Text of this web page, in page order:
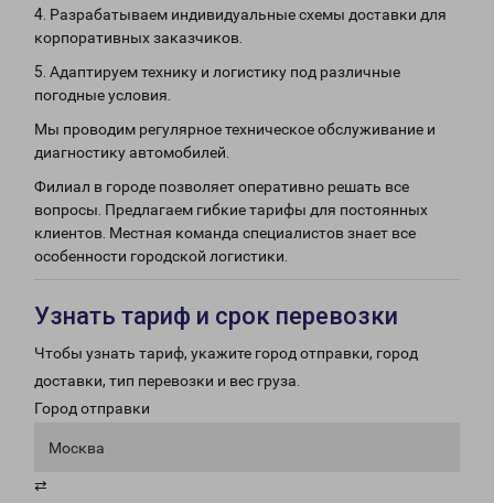
4. Разрабатываем индивидуальные схемы доставки для
корпоративных заказчиков.
5. Адаптируем технику и логистику под различные
погодные условия.
Мы проводим регулярное техническое обслуживание и
диагностику автомобилей.
Филиал в городе позволяет оперативно решать все
вопросы. Предлагаем гибкие тарифы для постоянных
клиентов. Местная команда специалистов знает все
особенности городской логистики.
Узнать тариф и срок перевозки
Чтобы узнать тариф, укажите город отправки, город
доставки, тип перевозки и вес груза.
Город отправки
Москва
⇄